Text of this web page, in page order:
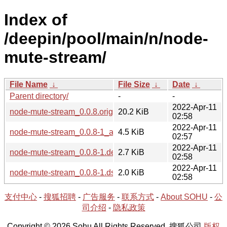
Index of
/deepin/pool/main/n/node-
mute-stream/
File Name ↓ File Size ↓ Date ↓
Parent directory/
-
-
node-mute-stream_0.0.8.orig.tar.gz20.2 KiB
2022-Apr-11
02:58
node-mute-stream_0.0.8-1_all.deb
4.5 KiB
2022-Apr-11
02:57
node-mute-stream_0.0.8-1.debian.tar.xz
2.7 KiB
2022-Apr-11
02:58
node-mute-stream_0.0.8-1.dsc2.0 KiB
2022-Apr-11
02:58
支付中心 - 搜狐招聘 - 广告服务 - 联系方式 - About SOHU - 公
司介绍 - 隐私政策